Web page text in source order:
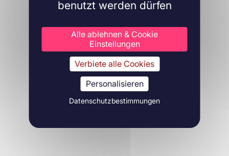
benutzt werden dürfen
Alle ablehnen & Cookie
Einstellungen
Verbiete alle Cookies
Personalisieren
Datenschutzbestimmungen